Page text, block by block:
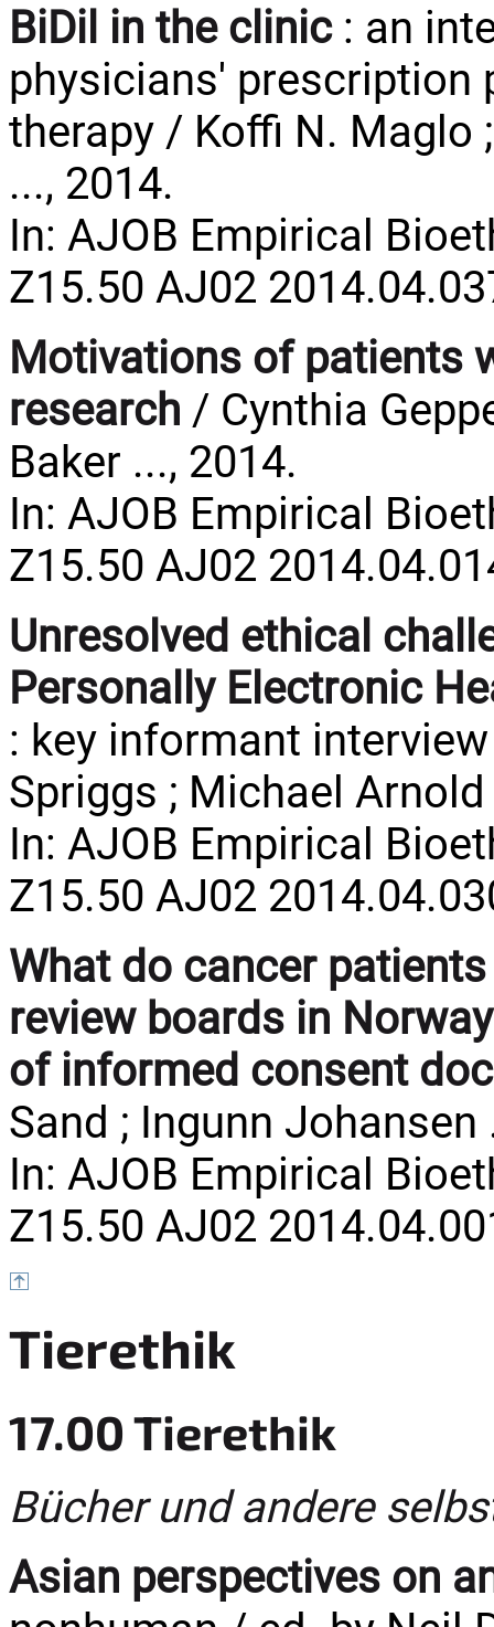
BiDil in the clinic: an
physicians' prescription
therapy / Koffi N. Maglo
..., 2014.
In: AJOB Empirical
Z15.50 AJ02
Motivations of patients
research / Cynthia
Baker ..., 2014.
In: AJOB Empirical
Z15.50 AJ02
Unresolved ethical
Personally Electronic
: key informant
Spriggs ; Michael
In: AJOB Empirical
Z15.50 AJ02
What do cancer
review boards in
of informed consent
Sand ; Ingunn Johansen
In: AJOB Empirical
Z15.50 AJ02
Tierethik
17.00 Tierethik
Bücher und andere
Asian perspectives on